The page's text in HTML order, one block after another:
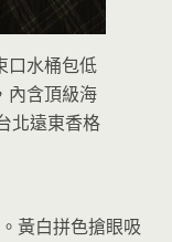
口水桶包低
內含頂級海
北遠東香格
黃白拼色搶眼吸